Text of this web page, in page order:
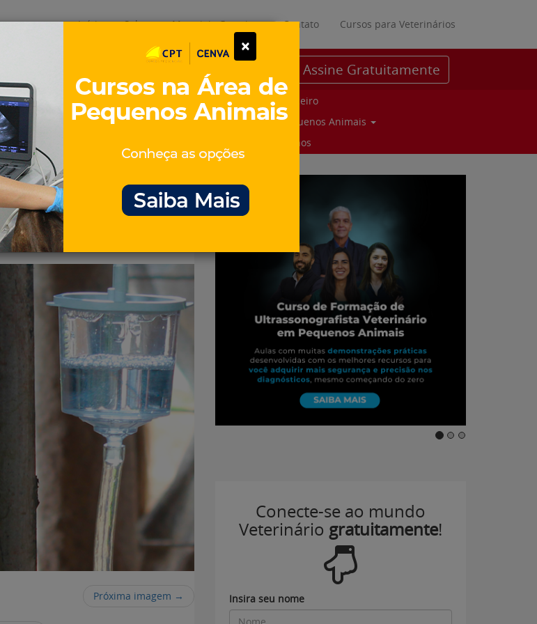
Início Sobre Materiais Gratuitos Contato Cursos para Veterinários
Assine Gratuitamente
Equinos
Parceiro
Pequenos Animais
Suinos
bovinos
– Artigo
Próxima imagem →
Conecte-se ao mundo
Veterinário gratuitamente!
Insira seu nome
×